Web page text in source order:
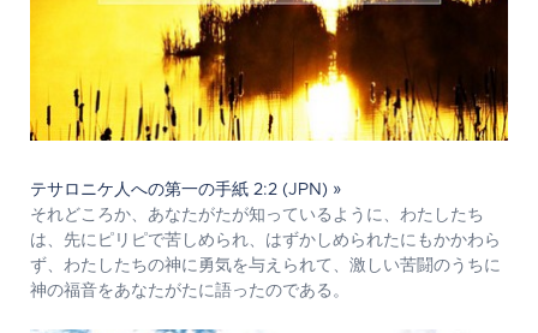
テサロニケ人への第一の手紙 2:2 (JPN) »
それどころか、あなたがたが知っているように、わたしたち
は、先にピリピで苦しめられ、はずかしめられたにもかかわら
ず、わたしたちの神に勇気を与えられて、激しい苦闘のうちに
神の福音をあなたがたに語ったのである。